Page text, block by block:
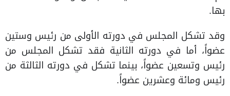
بها.
وقد تشكل المجلس في دورته الأولى من رئيس وستين
عضواً، أما في دورته الثانية فقد تشكل المجلس من
رئيس وتسعين عضواً، بينما تشكل في دورته الثالثة من
رئيس ومائة وعشرين عضواً.